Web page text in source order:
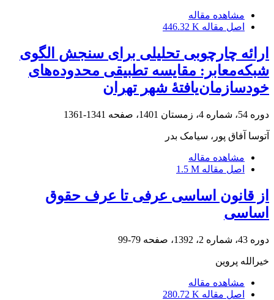
مشاهده مقاله
اصل مقاله 446.32 K
ارائه چارچوبی تحلیلی برای سنجش الگوی
شبکه‌معابر: مقایسه تطبیقی محدوده‌های
خودسازمان‌یافتۀ‌ شهر تهران
دوره 54، شماره 4، زمستان 1401، صفحه 1341-1361
آتوسا آفاق پور، سیامک بدر
مشاهده مقاله
اصل مقاله 1.5 M
از قانون اساسی عرفی تا عرف حقوق
اساسی
دوره 43، شماره 2، 1392، صفحه 79-99
خیرالله پروین
مشاهده مقاله
اصل مقاله 280.72 K